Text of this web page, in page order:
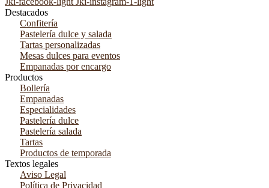
Destacados
Confitería
Pastelería dulce y salada
Tartas personalizadas
Mesas dulces para eventos
Empanadas por encargo
Productos
Bollería
Empanadas
Especialidades
Pastelería dulce
Pastelería salada
Tartas
Productos de temporada
Textos legales
Aviso Legal
Política de Privacidad